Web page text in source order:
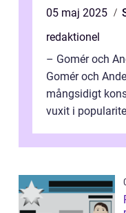
05 maj 2025
redaktionel
– Gomér och
Gomér och
mångsidigt
vuxit i